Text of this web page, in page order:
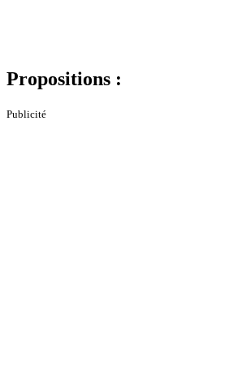
Propositions :
Publicité